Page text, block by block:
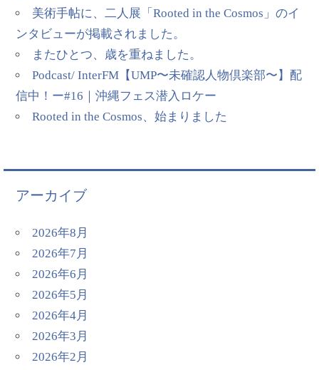
美術手帖に、二人展「Rooted in the Cosmos」のイ
ンタビューが掲載されました。
またひとつ、歳を重ねました。
Podcast/ InterFM【UMP〜未確認人物倶楽部〜】配
信中！ー#16｜沖縄フェス潜入ロケー
Rooted in the Cosmos、始まりました
アーカイブ
2026年8月
2026年7月
2026年6月
2026年5月
2026年4月
2026年3月
2026年2月